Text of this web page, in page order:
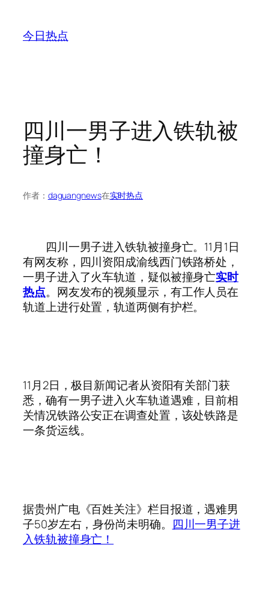
今日热点
四川一男子进入铁轨被
撞身亡！
作者： daguangnews在实时热点
四川一男子进入铁轨被撞身亡。11月1日
有网友称，四川资阳成渝线西门铁路桥处，
一男子进入了火车轨道，疑似被撞身亡实时
热点。网友发布的视频显示，有工作人员在
轨道上进行处置，轨道两侧有护栏。
11月2日，极目新闻记者从资阳有关部门获
悉，确有一男子进入火车轨道遇难，目前相
关情况铁路公安正在调查处置，该处铁路是
一条货运线。
据贵州广电《百姓关注》栏目报道，遇难男
子50岁左右，身份尚未明确。 四川一男子进
入铁轨被撞身亡！